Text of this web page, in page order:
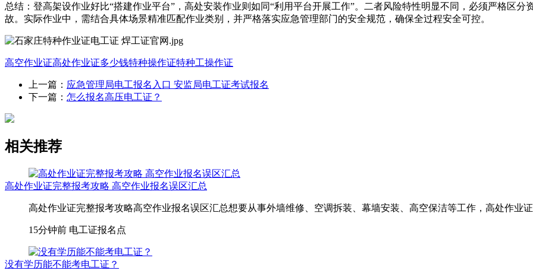
总结：登高架设作业好比“搭建作业平台”，高处安装作业则如同“利用平台开展工作”。二者风险特性明显不同，必须严格区
故。实际作业中，需结合具体场景精准匹配作业类别，并严格落实应急管理部门的安全规范，确保全过程安全可控。
高空作业证高处作业证多少钱特种操作证特种工操作证
上一篇： 应急管理局电工报名入口 安监局电工证考试报名
下一篇： 怎么报名高压电工证？
相关推荐
高处作业证完整报考攻略 高空作业报名误区汇总
高处作业证完整报考攻略高空作业报名误区汇总想要从事外墙维修、空调拆装、幕墙安装、高空保洁等工作，高处作业
15分钟前 电工证报名点
没有学历能不能考电工证？